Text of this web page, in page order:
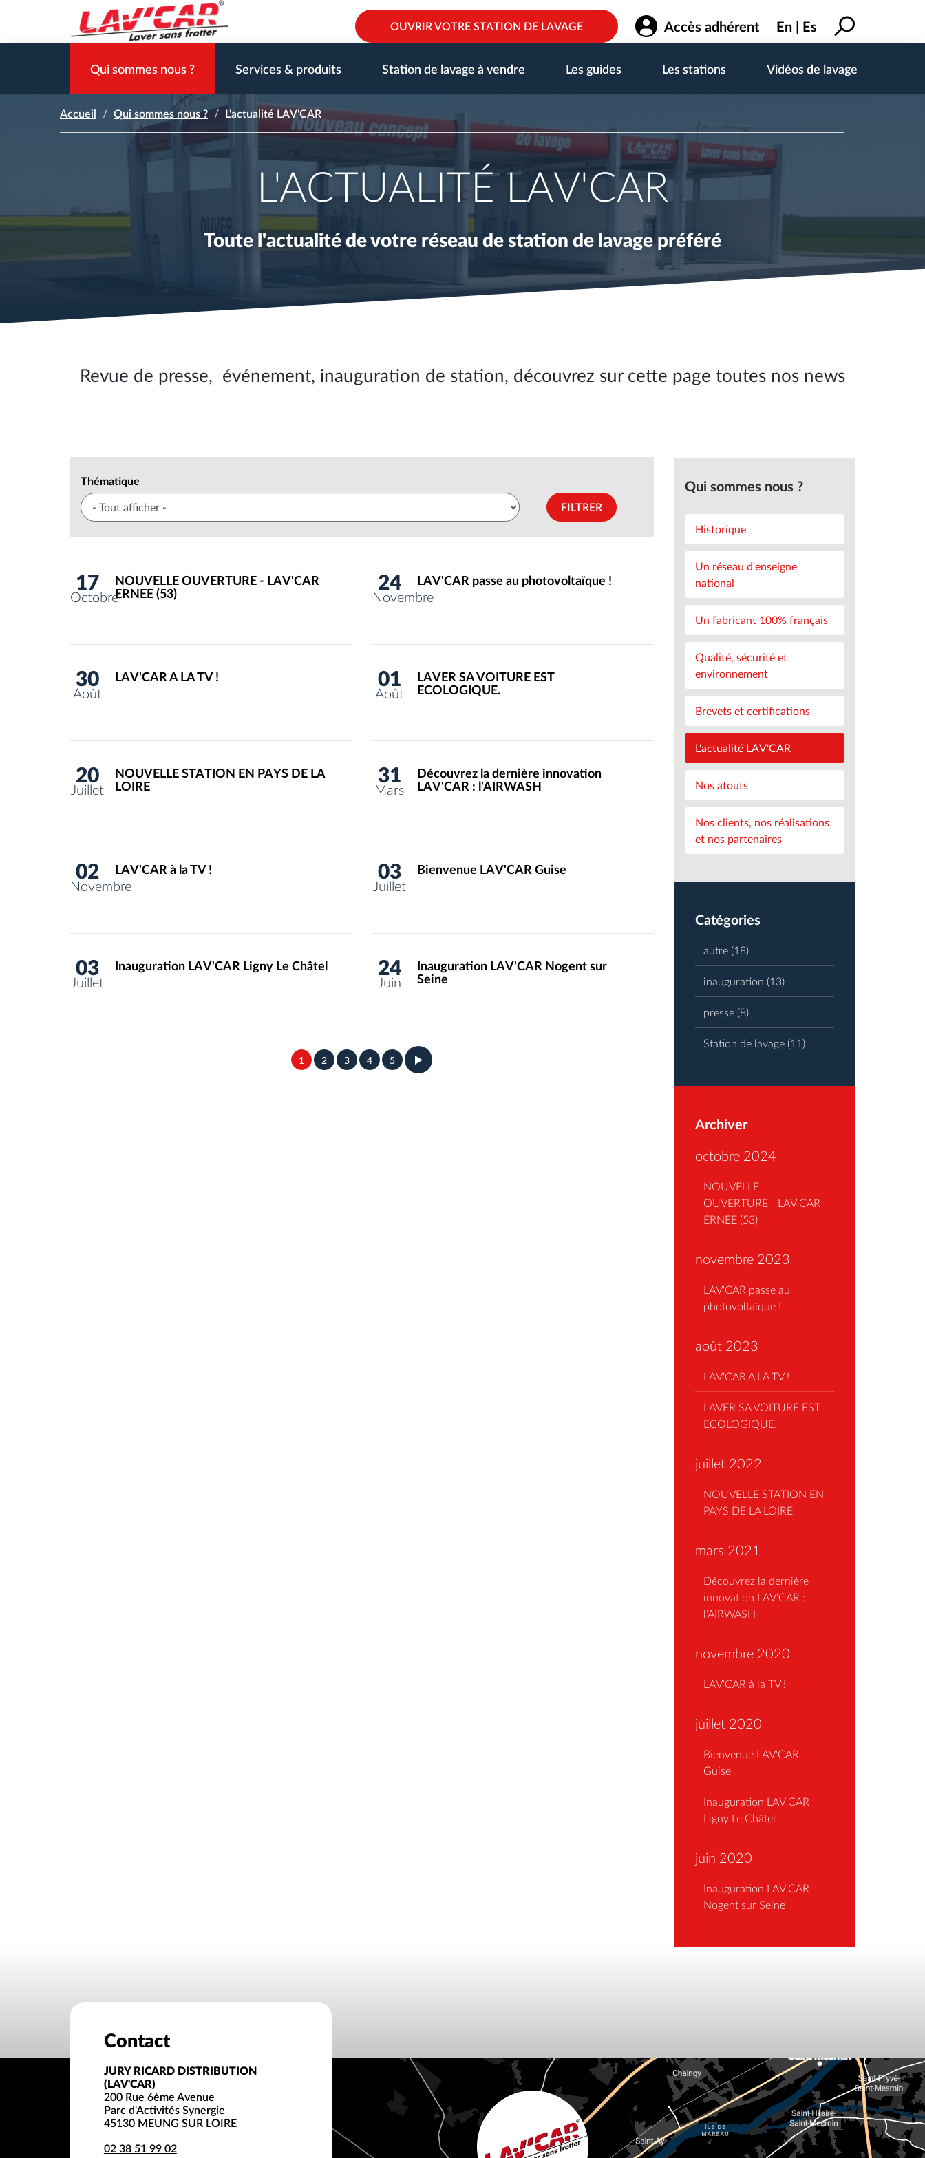
contenu
Lavcar
OUVRIR VOTRE STATION DE LAVAGE Accès adhérent En Es
Qui sommes nous ? Services & produits Station de lavage à vendre Les guides Les stations Vidéos de lavage
Accueil Qui sommes nous ? L'actualité LAV'CAR
L'ACTUALITÉ LAV'CAR
Toute l'actualité de votre réseau de station de lavage préféré
Revue de presse, événement, inauguration de station, découvrez sur cette page toutes nos news
Thématique
FILTRER
17
Octobre
NOUVELLE OUVERTURE - LAV'CAR
ERNEE (53) 24
Novembre
LAV'CAR passe au photovoltaïque !
30
Août
LAV'CAR A LA TV ! 01
Août
LAVER SA VOITURE EST
ECOLOGIQUE.
20
Juillet
NOUVELLE STATION EN PAYS DE LA
LOIRE 31
Mars
Découvrez la dernière innovation
LAV'CAR : l'AIRWASH
02
Novembre
LAV'CAR à la TV ! 03
Juillet
Bienvenue LAV'CAR Guise
03
Juillet
Inauguration LAV'CAR Ligny Le Châtel 24
Juin
Inauguration LAV'CAR Nogent sur
Seine
1 2 3 4 5
Qui sommes nous ?
Historique
Un réseau d'enseigne
national
Un fabricant 100% français
Qualité, sécurité et
environnement
Brevets et certifications
L'actualité LAV'CAR
Nos atouts
Nos clients, nos réalisations
et nos partenaires
Catégories
autre(18)
inauguration (13)
presse(8)
Station de lavage(11)
Archiver
octobre 2024
NOUVELLE
OUVERTURE - LAV'CAR
ERNEE (53)
novembre 2023
LAV'CAR passe au
photovoltaïque !
août 2023
LAV'CAR A LA TV !
LAVER SA VOITURE EST
ECOLOGIQUE.
juillet 2022
NOUVELLE STATION EN
PAYS DE LA LOIRE
mars 2021
Découvrez la dernière
innovation LAV'CAR :
l'AIRWASH
novembre 2020
LAV'CAR à la TV !
juillet 2020
Bienvenue LAV'CAR
Guise
Inauguration LAV'CAR
Ligny Le Châtel
juin 2020
Inauguration LAV'CAR
Nogent sur Seine
Contact
JURY RICARD DISTRIBUTION
(LAV'CAR)
200 Rue 6ème Avenue
Parc d'Activités Synergie
45130 MEUNG SUR LOIRE
02 38 51 99 02